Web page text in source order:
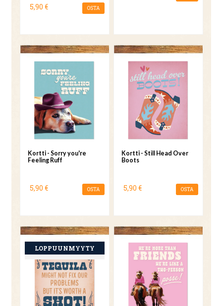
5,90 € OSTA
Kortti - Sorry you're
Feeling Ruff
5,90 € OSTA
Kortti - Still Head Over
Boots
5,90 € OSTA